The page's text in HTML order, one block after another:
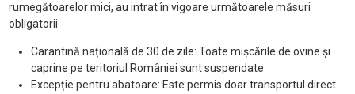
rumegătoarelor mici, au intrat în vigoare următoarele măsuri
obligatorii:
Carantină națională de 30 de zile: Toate mișcările de ovine și
caprine pe teritoriul României sunt suspendate
Excepție pentru abatoare: Este permis doar transportul direct